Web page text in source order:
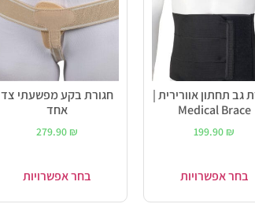
גב תחתון אוורירית |
Medical Brace
199.90 ₪
בחר אפשרויות
חגורת בקע מפשעתי צד
אחד
279.90 ₪
בחר אפשרויות